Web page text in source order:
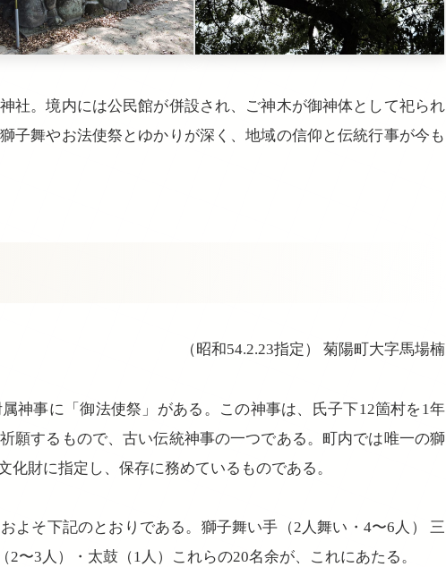
社。境内には公民館が併設され、ご神木が御神体として祀られ
子舞やお法使祭とゆかりが深く、地域の信仰と伝統行事が今も
（昭和54.2.23指定） 菊陽町大字馬場楠
神事に「御法使祭」がある。この神事は、氏子下12箇村を1年
願するもので、古い伝統神事の一つである。町内では唯一の獅
財に指定し、保存に務めているものである。
よそ下記のとおりである。獅子舞い手（2人舞い・4〜6人） 三
〜3人）・太鼓（1人）これらの20名余が、これにあたる。